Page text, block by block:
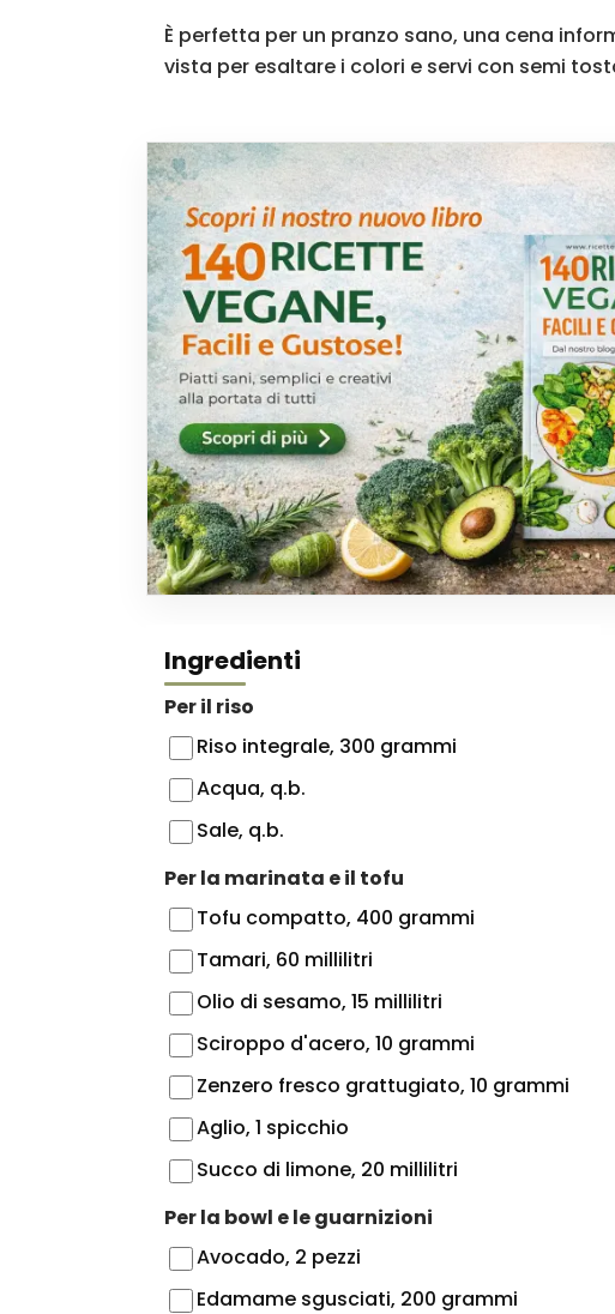
È perfetta per un pranzo sano, una cena
vista per esaltare i colori e servi con semi
Ingredienti
Per il riso
Riso integrale, 300 grammi
Acqua, q.b.
Sale, q.b.
Per la marinata e il tofu
Tofu compatto, 400 grammi
Tamari, 60 millilitri
Olio di sesamo, 15 millilitri
Sciroppo d'acero, 10 grammi
Zenzero fresco grattugiato, 10 grammi
Aglio, 1 spicchio
Succo di limone, 20 millilitri
Per la bowl e le guarnizioni
Avocado, 2 pezzi
Edamame sgusciati, 200 grammi